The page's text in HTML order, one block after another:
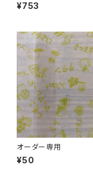
¥753
オーダー専用
¥50